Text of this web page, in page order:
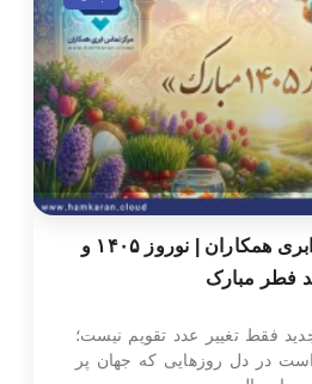
پیام نوروزی تلفن ابری همکاران | نوروز ۱۴۰۵ و
فطر مبارک
فقط تغییر عدد تقویم نیست؛
در دل روزهایی که جهان پر